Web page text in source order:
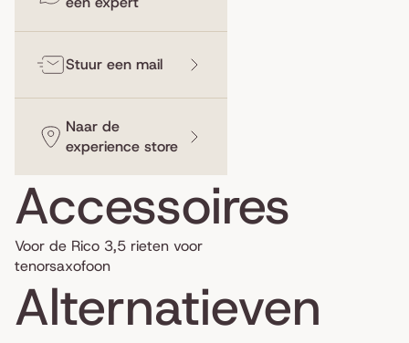
Stuur een mail
Naar de
experience store
Accessoires
Voor de Rico 3,5 rieten voor
tenorsaxofoon
Alternatieven